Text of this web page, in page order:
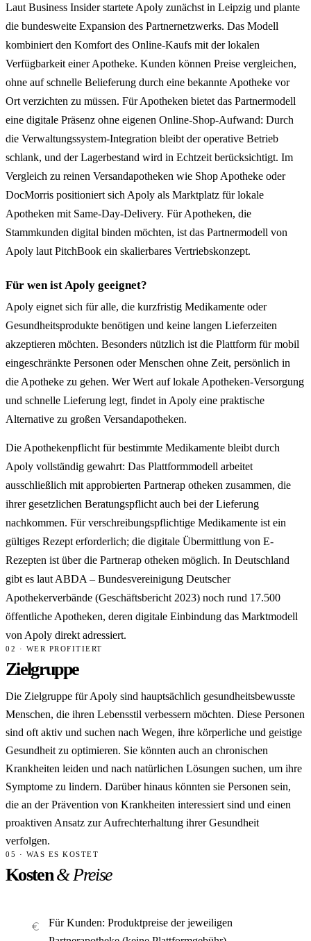
Laut Business Insider startete Apoly zunächst in Leipzig und plante
die bundesweite Expansion des Partnernetzwerks. Das Modell
kombiniert den Komfort des Online-Kaufs mit der lokalen
Verfügbarkeit einer Apotheke. Kunden können Preise vergleichen,
ohne auf schnelle Belieferung durch eine bekannte Apotheke vor
Ort verzichten zu müssen. Für Apotheken bietet das Partnermodell
eine digitale Präsenz ohne eigenen Online-Shop-Aufwand: Durch
die Verwaltungssystem-Integration bleibt der operative Betrieb
schlank, und der Lagerbestand wird in Echtzeit berücksichtigt. Im
Vergleich zu reinen Versandapotheken wie Shop Apotheke oder
DocMorris positioniert sich Apoly als Marktplatz für lokale
Apotheken mit Same-Day-Delivery. Für Apotheken, die
Stammkunden digital binden möchten, ist das Partnermodell von
Apoly laut PitchBook ein skalierbares Vertriebskonzept.
Für wen ist Apoly geeignet?
Apoly eignet sich für alle, die kurzfristig Medikamente oder
Gesundheitsprodukte benötigen und keine langen Lieferzeiten
akzeptieren möchten. Besonders nützlich ist die Plattform für mobil
eingeschränkte Personen oder Menschen ohne Zeit, persönlich in
die Apotheke zu gehen. Wer Wert auf lokale Apotheken-Versorgung
und schnelle Lieferung legt, findet in Apoly eine praktische
Alternative zu großen Versandapotheken.
Die Apothekenpflicht für bestimmte Medikamente bleibt durch
Apoly vollständig gewahrt: Das Plattformmodell arbeitet
ausschließlich mit approbierten Partnerap otheken zusammen, die
ihrer gesetzlichen Beratungspflicht auch bei der Lieferung
nachkommen. Für verschreibungspflichtige Medikamente ist ein
gültiges Rezept erforderlich; die digitale Übermittlung von E-
Rezepten ist über die Partnerap otheken möglich. In Deutschland
gibt es laut ABDA – Bundesvereinigung Deutscher
Apothekerverbände (Geschäftsbericht 2023) noch rund 17.500
öffentliche Apotheken, deren digitale Einbindung das Marktmodell
von Apoly direkt adressiert.
02 · WER PROFITIERT
Zielgruppe
Die Zielgruppe für Apoly sind hauptsächlich gesundheitsbewusste
Menschen, die ihren Lebensstil verbessern möchten. Diese Personen
sind oft aktiv und suchen nach Wegen, ihre körperliche und geistige
Gesundheit zu optimieren. Sie könnten auch an chronischen
Krankheiten leiden und nach natürlichen Lösungen suchen, um ihre
Symptome zu lindern. Darüber hinaus könnten sie Personen sein,
die an der Prävention von Krankheiten interessiert sind und einen
proaktiven Ansatz zur Aufrechterhaltung ihrer Gesundheit
verfolgen.
05 · WAS ES KOSTET
Kosten& Preise
Für Kunden: Produktpreise der jeweiligen